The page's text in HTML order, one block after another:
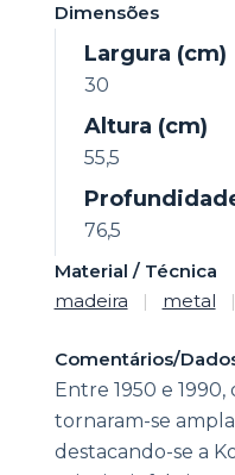
Dimensões
Largura (cm)
30
Altura (cm)
55,5
76,5
Material / Técnica
madeira
| metal |
Comentários/
Entre 1950 e
tornaram-se
destacando-se a